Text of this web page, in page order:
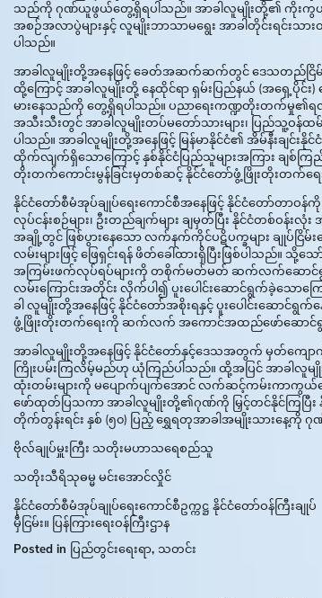
သည်ကို ဂုဏ်ယူဖွယ်တွေ့ရှိရပါသည်။ အာခါလူမျိုးတို့၏ ကိုးကွယ်ယုံ
အစဉ်အလာပွဲများနှင့် လူမျိုးဘာသာမရွေး အာခါတိုင်းရင်း
ပါသည်။
အာခါလူမျိုးတို့အနေဖြင့် ခေတ်အဆက်ဆက်တွင် ဒေသတည်ငြိမ်အေ
ထို့ကြောင့် အာခါလူမျိုးတို့ နေထိုင်ရာ ရှမ်းပြည်နယ် (အရှေ့ပိုင်း
မားနေသည်ကို တွေ့ရှိရပါသည်။ ပညာရေးကဏ္ဍတိုးတက်မှု၏ရလဒ်
အသီးသီးတွင် အာခါလူမျိုးတပ်မတော်သားများ၊ ပြည်သူ့ဝန်ထ
ပါသည်။ အာခါလူမျိုးတို့အနေဖြင့် မြန်မာနိုင်ငံ၏ အိမ်နီးချင်
ထိုက်လျက်ရှိသောကြောင့် နှစ်နိုင်ငံပြည်သူများအကြား ချစ်
တိုးတက်ကောင်းမွန်ခြင်းမှတစ်ဆင့် နိုင်ငံတော်ဖွံ့ဖြိုးတိုးတက်ရ
နိုင်ငံတော်စီမံအုပ်ချုပ်ရေးကောင်စီအနေဖြင့် နိုင်ငံတော်တာဝ
လုပ်ငန်းစဉ်များ၊ ဦးတည်ချက်များ ချမှတ်ပြီး နိုင်ငံတစ်ဝ
အချို့တွင် ဖြစ်ပွားနေသော လက်နက်ကိုင်ပဋိပက္ခများ ချုပ်ငြိမ်
လမ်းများဖြင့် ဖြေရှင်းရန် ဖိတ်ခေါ်ထားရှိပြီးဖြစ်ပါသ
အကြမ်းဖက်လုပ်ရပ်များကို တစိုက်မတ်မတ် ဆက်လက်ဆောင်ရွက်
လမ်းကြောင်းအတိုင်း လိုက်ပါ၍ ပူးပေါင်းဆောင်ရွက်ခဲ့သောက
ခါ လူမျိုးတို့အနေဖြင့် နိုင်ငံတော်အစိုးရနှင့် ပူးပေါင်းဆောင်
ဖွံ့ဖြိုးတိုးတက်ရေးကို ဆက်လက် အကောင်အထည်ဖော်ဆောင်ရွက်ပ
အာခါလူမျိုးတို့အနေဖြင့် နိုင်ငံတော်နှင့်ဒေသအတွက် မှတ်ကျော
ကြိုးပမ်းကြလိမ့်မည်ဟု ယုံကြည်ပါသည်။ ထို့အပြင် အာခါလူမျိုး
ထုံးတမ်းများကို မပျောက်ပျက်အောင် လက်ဆင့်ကမ်းကာကွယ်
ဖော်ထုတ်ပြသကာ အာခါလူမျိုးတို့၏ဂုဏ်ကို မြှင့်တင်နိုင်ကြပြီး
တိုက်တွန်းရင်း နှစ် (၅၀) ပြည့် ရွှေရတုအာခါအမျိုးသားနေ့ကို
ဗိုလ်ချုပ်မှူးကြီး သတိုးမဟာသရေစည်သူ
သတိုးသီရိသုဓမ္မ မင်းအောင်လှိုင်
နိုင်ငံတော်စီမံအုပ်ချုပ်ရေးကောင်စီဥက္ကဋ္ဌ နိုင်ငံတော်ဝန်ကြီးချုပ်
မှီငြမ်း။ ပြန်ကြားရေးဝန်ကြီးဌာန
Posted in ပြည်တွင်းရေးရာ, သတင်း